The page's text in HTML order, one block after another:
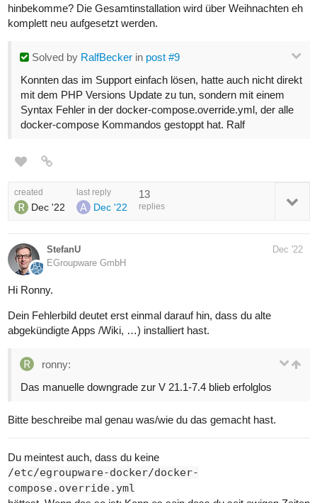
hinbekomme? Die Gesamtinstallation wird über Weihnachten eh
komplett neu aufgesetzt werden.
Solved by RalfBecker in post #9
Konnten das im Support einfach lösen, hatte auch nicht direkt
mit dem PHP Versions Update zu tun, sondern mit einem
Syntax Fehler in der docker-compose.override.yml, der alle
docker-compose Kommandos gestoppt hat. Ralf
created
Dec '22
last reply
Dec '22
13
replies
StefanU
EGroupware GmbH
Dec '22
Hi Ronny.
Dein Fehlerbild deutet erst einmal darauf hin, dass du alte
abgekündigte Apps /Wiki, …) installiert hast.
ronny:
Das manuelle downgrade zur V 21.1-7.4 blieb erfolglos
Bitte beschreibe mal genau was/wie du das gemacht hast.
Du meintest auch, dass du keine
/etc/egroupware-docker/docker-
compose.override.yml